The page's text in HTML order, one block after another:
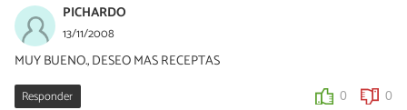
PICHARDO
13/11/2008
MUY BUENO., DESEO MAS RECEPTAS
Responder 0 0